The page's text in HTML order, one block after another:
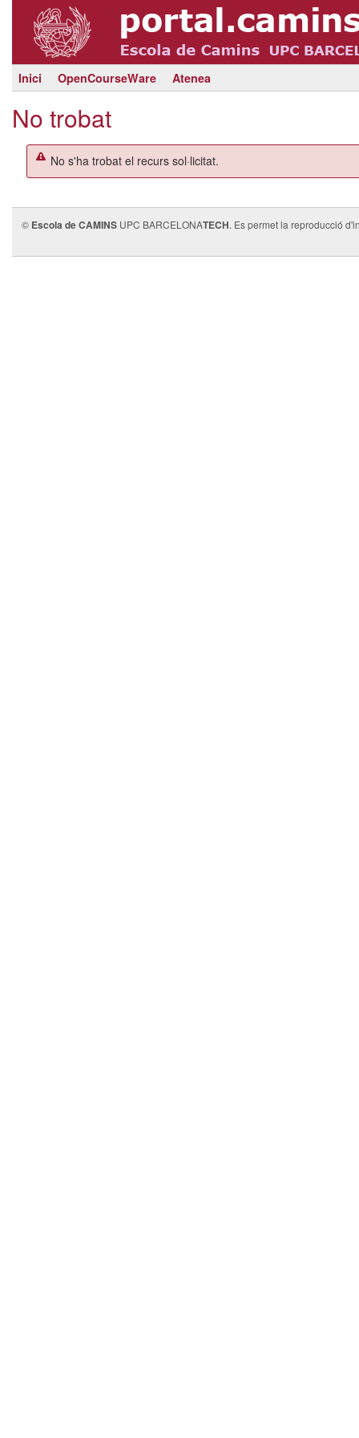
Inici OpenCourseWare Atenea
No trobat
No s'ha trobat el recurs sol·licitat.
© Escola de CAMINS UPC BARCELONATECH. Es permet la reproducció